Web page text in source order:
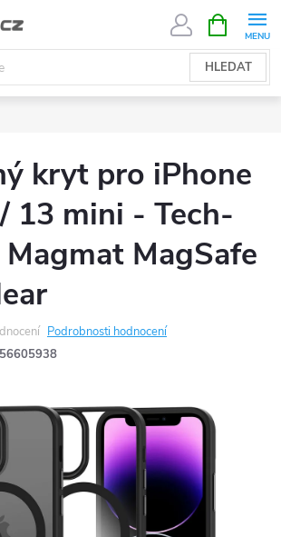
HLEDAT
NÁKUPNÍ
KOŠÍK
kryt pro iPhone
13 mini - Tech-
MagSafe
Podrobnosti hodnocení